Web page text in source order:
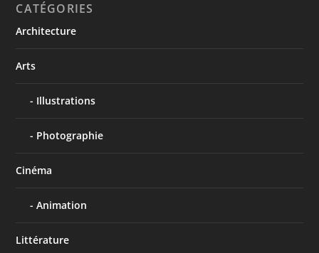
CATÉGORIES
Architecture
Arts
Illustrations
Photographie
Cinéma
Animation
Littérature